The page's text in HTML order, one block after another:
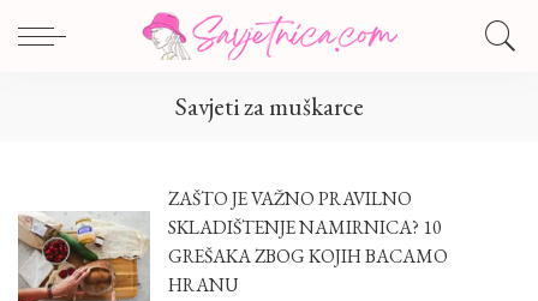
Savjeti za muškarce
ZAŠTO JE VAŽNO PRAVILNO
SKLADIŠTENJE NAMIRNICA? 10
GREŠAKA ZBOG KOJIH BACAMO
HRANU